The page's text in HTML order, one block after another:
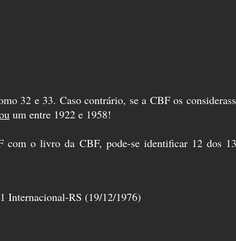
32 e 33. Caso contrário, se a CBF os
um entre 1922 e 1958!
com o livro da CBF, pode-se identificar 12 dos
Internacional-RS (19/12/1976)